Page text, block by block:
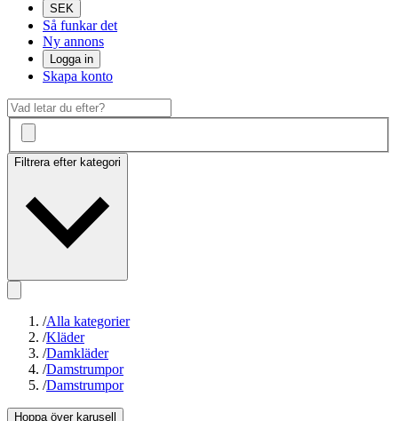
SEK
Så funkar det
Ny annons
Logga in
Skapa konto
Filtrera efter kategori
/Alla kategorier
/Kläder
/Damkläder
/Damstrumpor
/Damstrumpor
Hoppa över karusell